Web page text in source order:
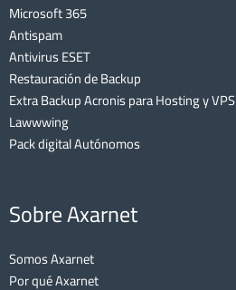
Microsoft 365
Antispam
Antivirus ESET
Restauración de Backup
Extra Backup Acronis para Hosting y VPS
Lawwwing
Pack digital Autónomos
Sobre Axarnet
Somos Axarnet
Por qué Axarnet